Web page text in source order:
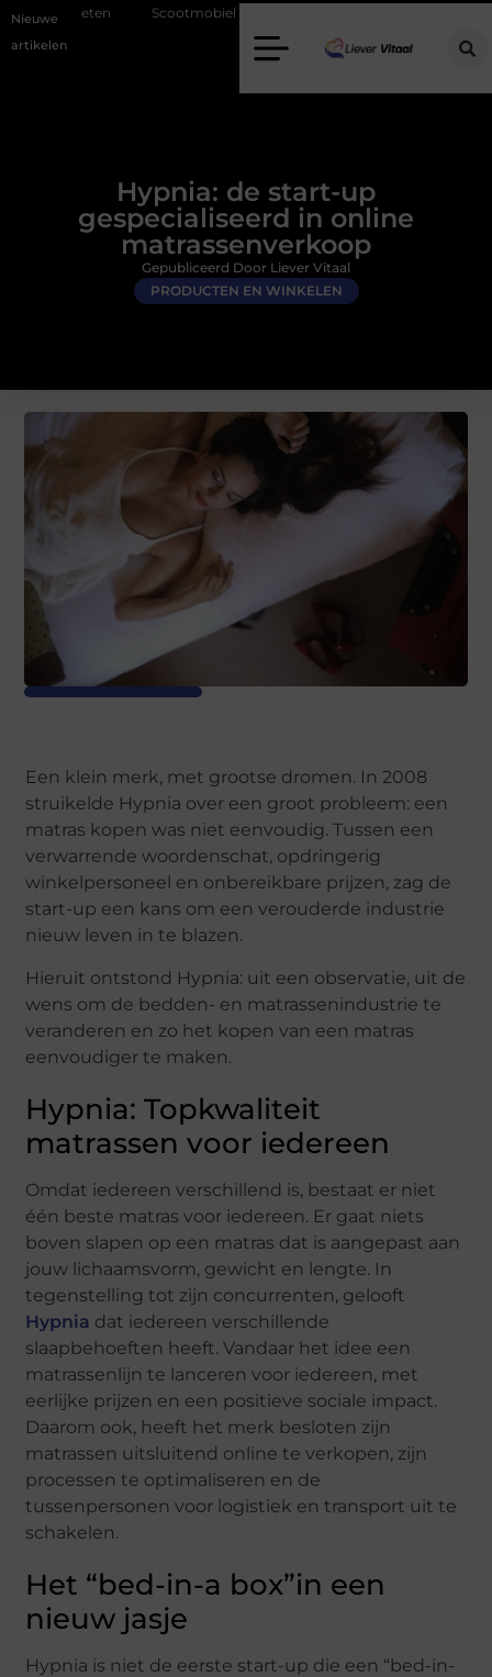
Nieuwe
artikelen
Scootmobiel accessoires. Welke extra’s maken uw rit echt makkelijker
Hypnia: de start-up
gespecialiseerd in online
matrassenverkoop
PRODUCTEN EN WINKELEN
Gepubliceerd Door Liever Vitaal
Een klein merk, met grootse dromen. In 2008
struikelde Hypnia over een groot probleem: een
matras kopen was niet eenvoudig. Tussen een
verwarrende woordenschat, opdringerig
winkelpersoneel en onbereikbare prijzen, zag de
start-up een kans om een verouderde industrie
nieuw leven in te blazen.
Hieruit ontstond Hypnia: uit een observatie, uit de
wens om de bedden- en matrassenindustrie te
veranderen en zo het kopen van een matras
eenvoudiger te maken.
Hypnia: Topkwaliteit
matrassen voor iedereen
Omdat iedereen verschillend is, bestaat er niet
één beste matras voor iedereen. Er gaat niets
boven slapen op een matras dat is aangepast aan
jouw lichaamsvorm, gewicht en lengte. In
tegenstelling tot zijn concurrenten, gelooft
Hypnia dat iedereen verschillende
slaapbehoeften heeft. Vandaar het idee een
matrassenlijn te lanceren voor iedereen, met
eerlijke prijzen en een positieve sociale impact.
Daarom ook, heeft het merk besloten zijn
matrassen uitsluitend online te verkopen, zijn
processen te optimaliseren en de
tussenpersonen voor logistiek en transport uit te
schakelen.
Het “bed-in-a box”in een
nieuw jasje
Hypnia is niet de eerste start-up die een “bed-in-